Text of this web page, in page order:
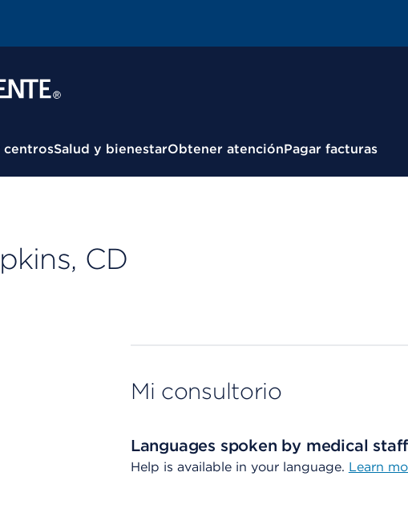
centrosSalud y bienestarObtener atenciónPagar facturas
CD
Mi consultorio
Languages spoken by medical staff
Help is available in your language. Learn